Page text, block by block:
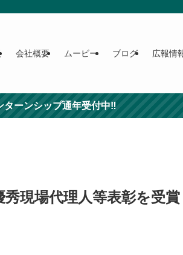
会社概要 ムービー ブログ 広報情
ターンシップ通年受付中‼
現場代理人等表彰を受賞